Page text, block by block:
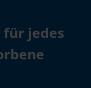
für jedes